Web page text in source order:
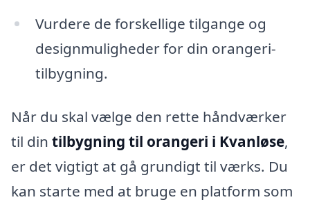
Vurdere de forskellige tilgange og
designmuligheder for din orangeri-
tilbygning.
Når du skal vælge den rette håndværker
til din tilbygning til orangeri i Kvanløse,
er det vigtigt at gå grundigt til værks. Du
kan starte med at bruge en platform som